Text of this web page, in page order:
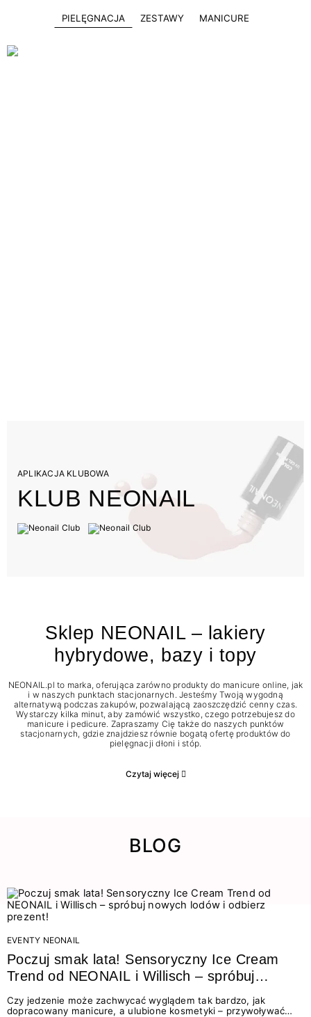
PIELĘGNACJA ZESTAWY MANICURE
APLIKACJA KLUBOWA
KLUB NEONAIL
Sklep NEONAIL – lakiery
hybrydowe, bazy i topy
NEONAIL.pl to marka, oferująca zarówno produkty do manicure online, jak
i w naszych punktach stacjonarnych. Jesteśmy Twoją wygodną
alternatywą podczas zakupów, pozwalającą zaoszczędzić cenny czas.
Wystarczy kilka minut, aby zamówić wszystko, czego potrzebujesz do
manicure i pedicure. Zapraszamy Cię także do naszych punktów
stacjonarnych, gdzie znajdziesz równie bogatą ofertę produktów do
pielęgnacji dłoni i stóp.
Czytaj więcej
BLOG
EVENTY NEONAIL
Poczuj smak lata! Sensoryczny Ice Cream
Trend od NEONAIL i Willisch – spróbuj
nowych lodów i odbierz prezent!
Czy jedzenie może zachwycać wyglądem tak bardzo, jak
dopracowany manicure, a ulubione kosmetyki – przywoływać